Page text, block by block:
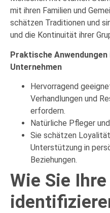
mit ihren Familien und
schätzen Traditionen und
und die Kontinuität ihrer
Praktische Anwendungen
Unternehmen
Hervorragend
Verhandlungen und
erfordern.
Natürliche Pfleger
Sie schätzen
Unterstützung in
Beziehungen.
Wie Sie